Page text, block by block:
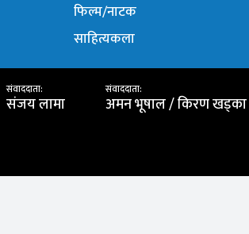
फिल्म/नाटक
साहित्यकला
संवाददाता:
संजय लामा
संवाददाता:
अमन भूषाल / किरण खड्का